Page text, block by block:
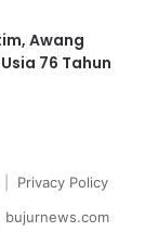
Awang
76 Tahun
Privacy Policy
bujurnews.com